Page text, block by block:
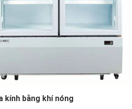
kính bằng khí nóng